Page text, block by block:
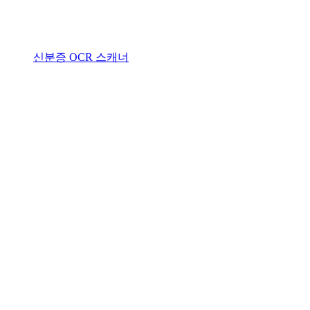
신분증 OCR 스캐너